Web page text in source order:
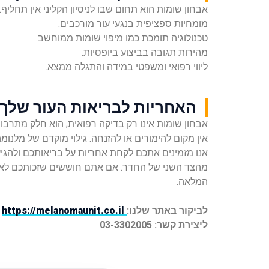
אבחון שומות הוא תחום שבו לניסיון הקליני אין
מומחיות ספציפית בנגעי עור מורכבים.
טכנולוגיה תומכת כמו מיפוי שומות ממוחשב.
מהירות תגובה בביצוע ביופסיות.
ליווי רפואי ומשפטי במידה והתגלה ממצא.
האחריות לבריאות העור
אבחון שומות אינו רק בדיקה רפואית; הוא חלק
אין מקום להימורים או להזנחה. גילוי מוקדם של
אנו מזמינים אתכם לקחת אחריות על בריאותכם
מהצד השני של החדר. אם אתם חוששים שזכותכם
המלאה.
לביקור באתר שלנו:
ליצירת קשר: 03-3302005